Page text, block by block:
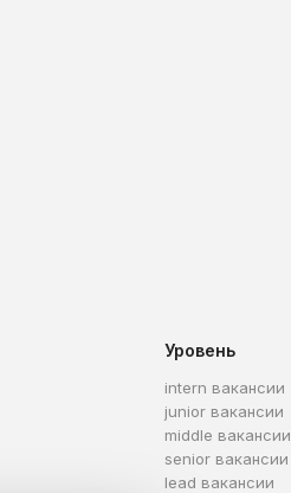
Уровень
intern вакансии
junior вакансии
middle вакансии
senior вакансии
lead вакансии